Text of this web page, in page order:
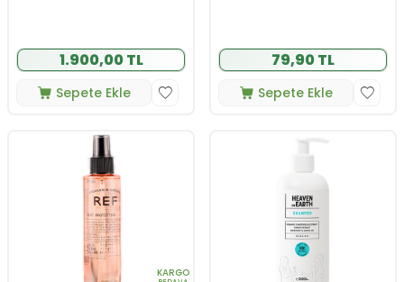
1.900,00 TL
Sepete Ekle
79,90 TL
Sepete Ekle
KARGO